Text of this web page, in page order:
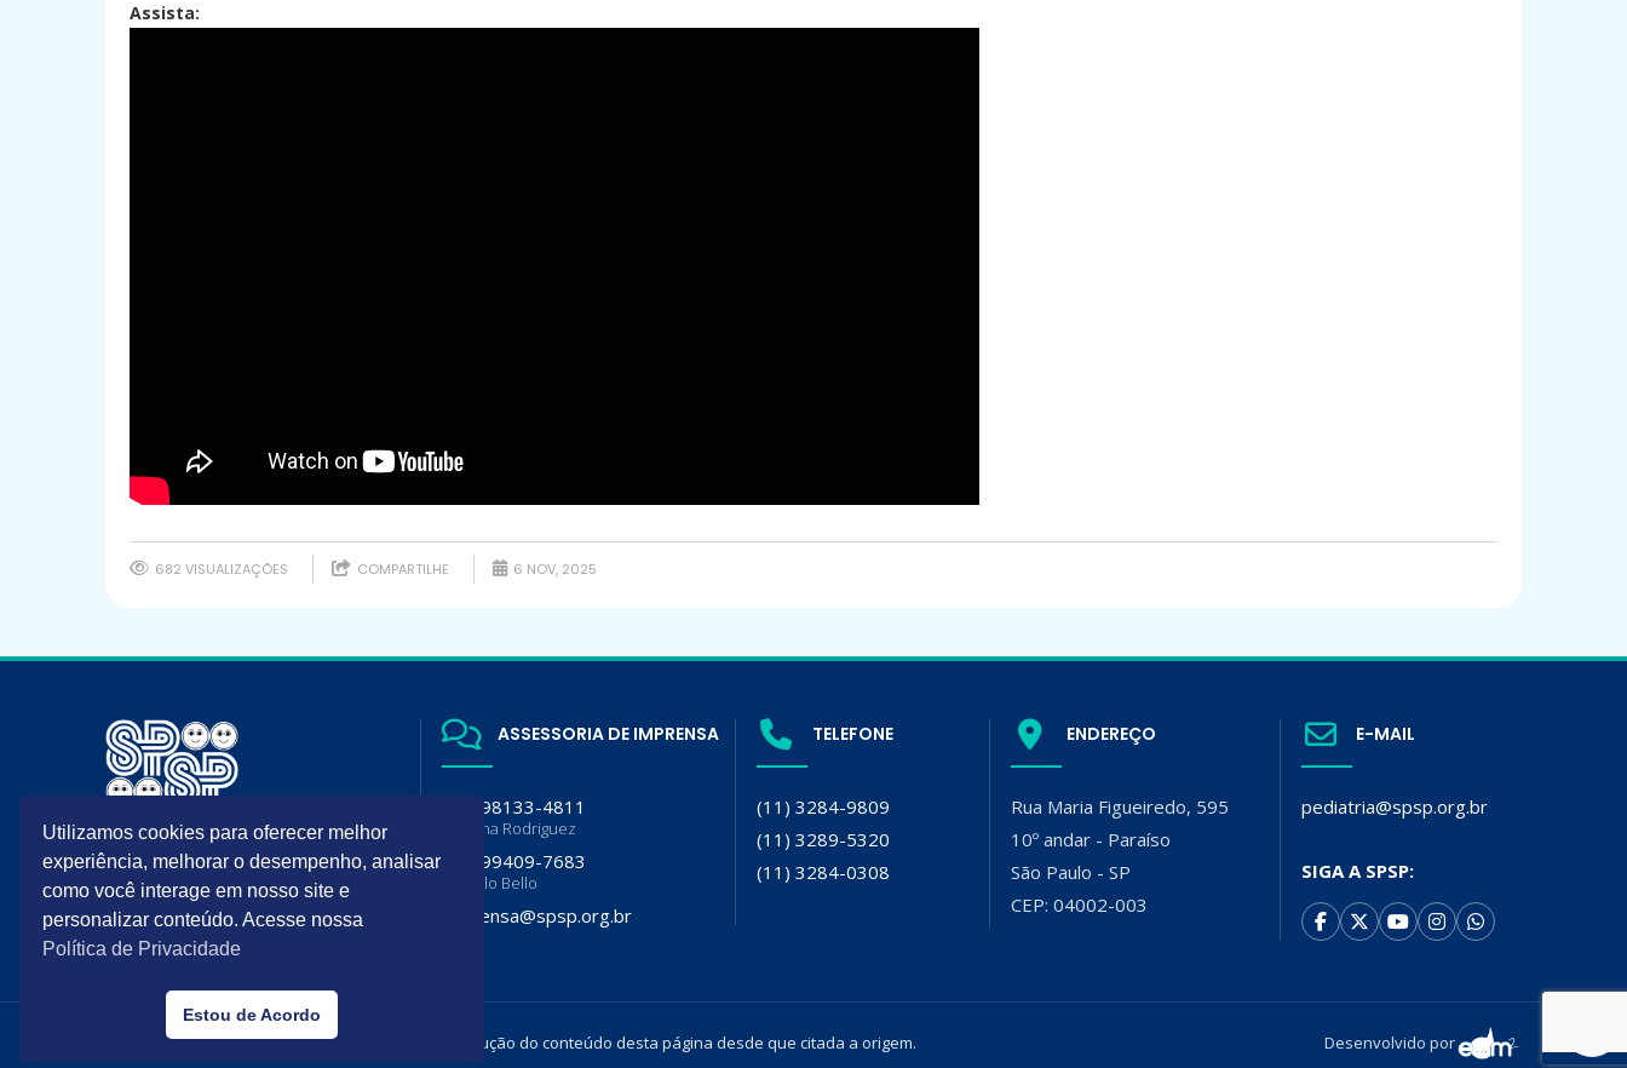
Assista:
682 VISUALIZAÇÕES COMPARTILHE 6 NOV, 2025
A SPSP é filiada da Sociedade
Brasileira de Pediatria (SBP) e
Departamento de Pediatria da
Associação Paulista de Medicina
(APM)
ASSESSORIA DE IMPRENSA
(11) 98133-4811
Luciana Rodriguez
(11) 99409-7683
Flavia lo Bello
imprensa@spsp.org.br
TELEFONE
(11) 3284-9809
(11) 3289-5320
(11) 3284-0308
ENDEREÇO
Rua Maria Figueiredo, 595
10º andar - Paraíso
São Paulo - SP
CEP: 04002-003
E-MAIL
pediatria@spsp.org.br
SIGA A SPSP:
Todos os direitos reservados. É permitida a reprodução do conteúdo desta página desde que citada a origem. Desenvolvido por
Utilizamos cookies para oferecer melhor
experiência, melhorar o desempenho, analisar
como você interage em nosso site e
personalizar conteúdo. Acesse nossa
Política de Privacidade
Estou de Acordo